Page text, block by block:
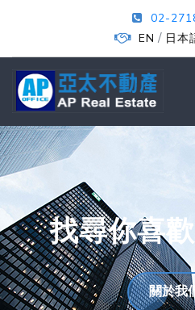
02-
EN / 日本
找尋你喜
關於我